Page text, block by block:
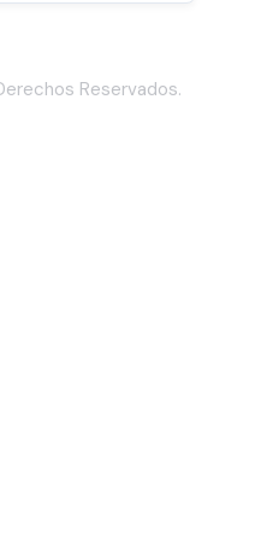
Reservados.